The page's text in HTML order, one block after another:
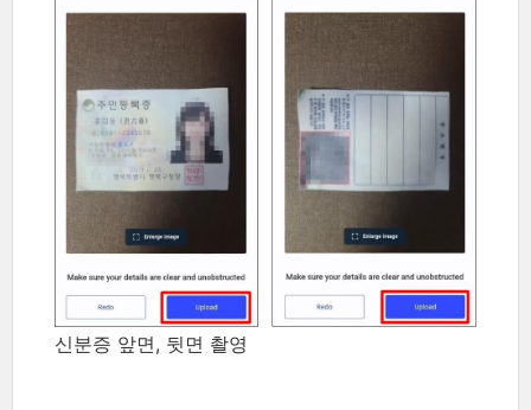
신분증 앞면, 뒷면 촬영